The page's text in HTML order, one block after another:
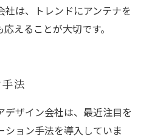
は、トレンドにアンテナを
えることが大切です。
法
ザイン会社は、最近注目を
ョン手法を導入していま